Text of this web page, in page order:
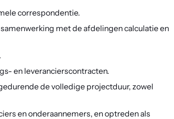
correspondentie.
met de afdelingen calculatie en
en leverancierscontracten.
de volledige projectduur, zowel
en onderaannemers, en optreden als